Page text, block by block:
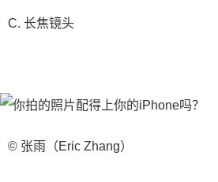
C. 长焦镜头
© 张雨（Eric Zhang）